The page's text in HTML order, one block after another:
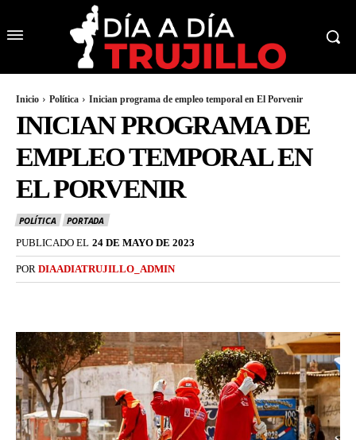
Inicio Política Inician programa de empleo temporal en El Porvenir
INICIAN PROGRAMA DE
EMPLEO TEMPORAL EN
EL PORVENIR
POLÍTICA
PORTADA
PUBLICADO EL 24 DE MAYO DE 2023
POR DIAADIATRUJILLO_ADMIN